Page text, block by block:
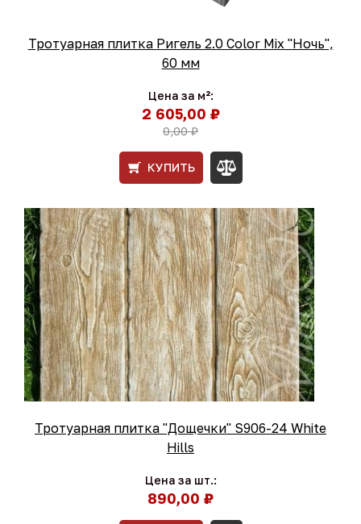
Тротуарная плитка Ригель 2.0 Color Mix "Ночь",
60 мм
Цена за м²:
2 605,00 ₽
0,00 ₽
КУПИТЬ
Тротуарная плитка "Дощечки" S906-24 White
Hills
Цена за шт.:
890,00 ₽